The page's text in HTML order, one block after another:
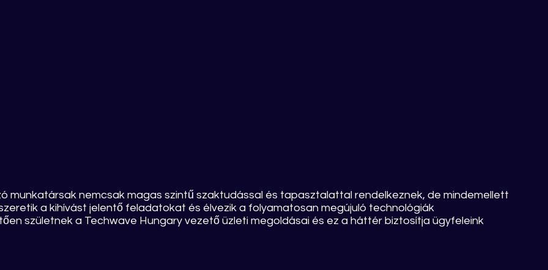
munkatársak nemcsak magas szintű szaktudással és tapasztalattal rendelkeznek, de mindemellett
a kihívást jelentő feladatokat és élvezik a folyamatosan megújuló technológiák
születnek a Techwave Hungary vezető üzleti megoldásai és ez a háttér biztosítja ügyfeleink